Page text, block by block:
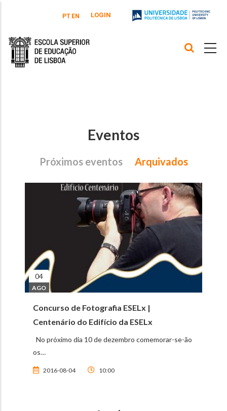
PT EN LOGIN
Eventos
Próximos eventos Arquivados
04
AGO
Concurso de Fotografia ESELx |
Centenário do Edifício da ESELx
No próximo dia 10 de dezembro comemorar-se-ão
os…
2016-08-04 10:00